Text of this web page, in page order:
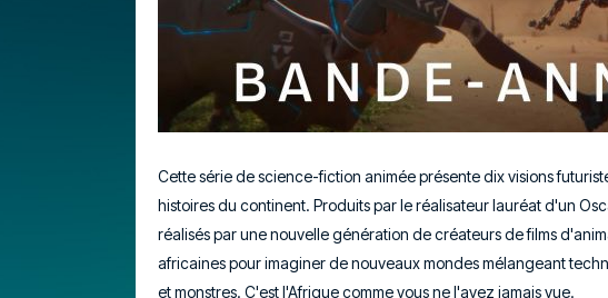
Cette série de science-fiction animée présente dix visions
histoires du continent. Produits par le réalisateur lauréat d'un
réalisés par une nouvelle génération de créateurs de films
africaines pour imaginer de nouveaux mondes mélangeant
et monstres. C'est l'Afrique comme vous ne l'avez jamais vue.